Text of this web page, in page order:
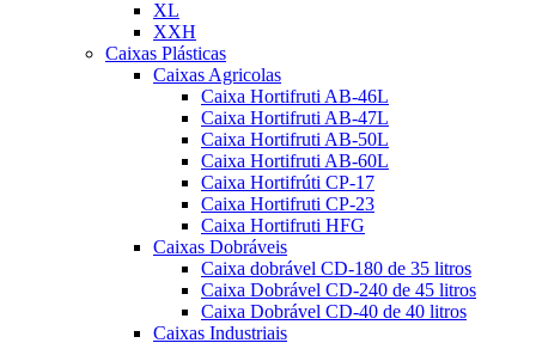
XL
XXH
Caixas Plásticas
Caixas Agricolas
Caixa Hortifruti AB-46L
Caixa Hortifruti AB-47L
Caixa Hortifruti AB-50L
Caixa Hortifruti AB-60L
Caixa Hortifrúti CP-17
Caixa Hortifruti CP-23
Caixa Hortifruti HFG
Caixas Dobráveis
Caixa dobrável CD-180 de 35 litros
Caixa Dobrável CD-240 de 45 litros
Caixa Dobrável CD-40 de 40 litros
Caixas Industriais